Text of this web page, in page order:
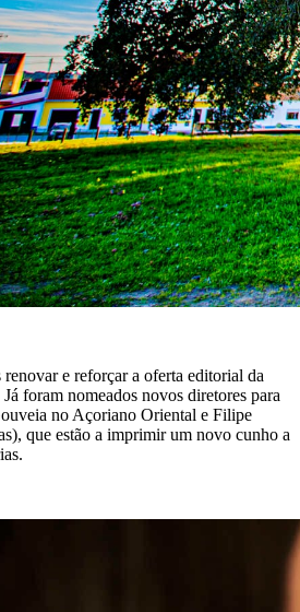
e reforçar a oferta editorial da
foram nomeados novos diretores para
no Açoriano Oriental e Filipe
que estão a imprimir um novo cunho a